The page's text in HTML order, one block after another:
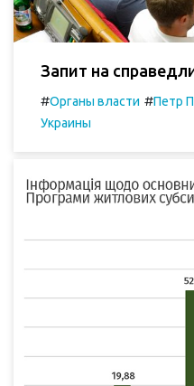
Запит на
#Органы власти #Петр
Украины